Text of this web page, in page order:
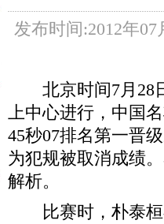
发布时间:2012年07
北京时间7月28日
上中心进行，中国
45秒07排名第一晋
为犯规被取消成绩
解析。
比赛时，朴泰桓